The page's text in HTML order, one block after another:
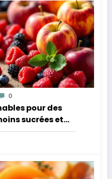
0
pour des
sucrées et